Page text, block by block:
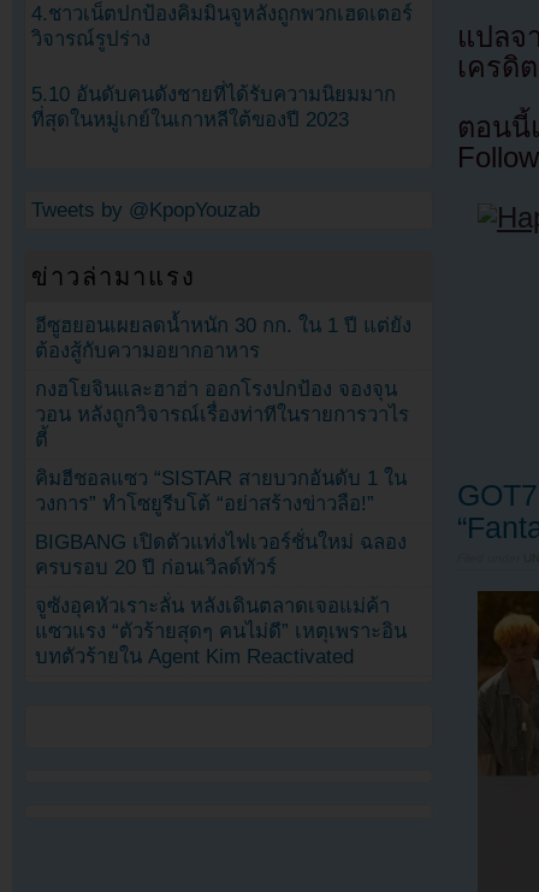
แปล
เครดิ
ตอนนี้
4.ชาวเน็ตปกป้องคิมมินจูหลังถูกพวกเฮดเตอร์
วิจารณ์รูปร่าง
5.10 อันดับคนดังชายที่ได้รับความนิยมมาก
ที่สุดในหมู่เกย์ในเกาหลีใต้ของปี 2023
Tweets by @KpopYouzab
ข่าวล่ามาแรง
อีซูฮยอนเผยลดน้ำหนัก 30 กก. ใน 1 ปี แต่ยัง
ต้องสู้กับความอยากอาหาร
กงฮโยจินและฮาฮ่า ออกโรงปกป้อง จองจุน
วอน หลังถูกวิจารณ์เรื่องท่าทีในรายการวาไร
ตี้
คิมฮีชอลแซว “SISTAR สายบวกอันดับ 1 ใน
วงการ” ทำโซยูรีบโต้ “อย่าสร้างข่าวลือ!”
BIGBANG เปิดตัวแท่งไฟเวอร์ชั่นใหม่ ฉลอง
ครบรอบ 20 ปี ก่อนเวิลด์ทัวร์
จูซังอุคหัวเราะลั่น หลังเดินตลาดเจอแม่ค้า
แซวแรง “ตัวร้ายสุดๆ คนไม่ดี” เหตุเพราะอิน
บทตัวร้ายใน Agent Kim Reactivated